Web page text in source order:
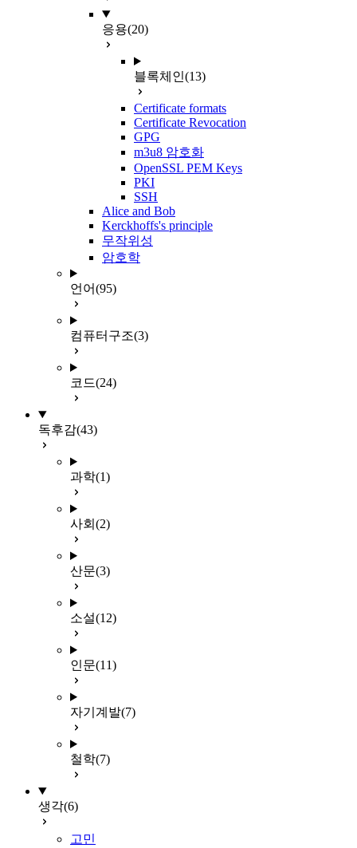
응용(20)
블록체인(13)
Certificate formats
Certificate Revocation
GPG
m3u8 암호화
OpenSSL PEM Keys
PKI
SSH
Alice and Bob
Kerckhoffs's principle
무작위성
암호학
언어(95)
컴퓨터구조(3)
코드(24)
독후감(43)
과학(1)
사회 (2)
산문(3)
소설(12)
인문(11)
자기계발(7)
철학(7)
생각(6)
고민